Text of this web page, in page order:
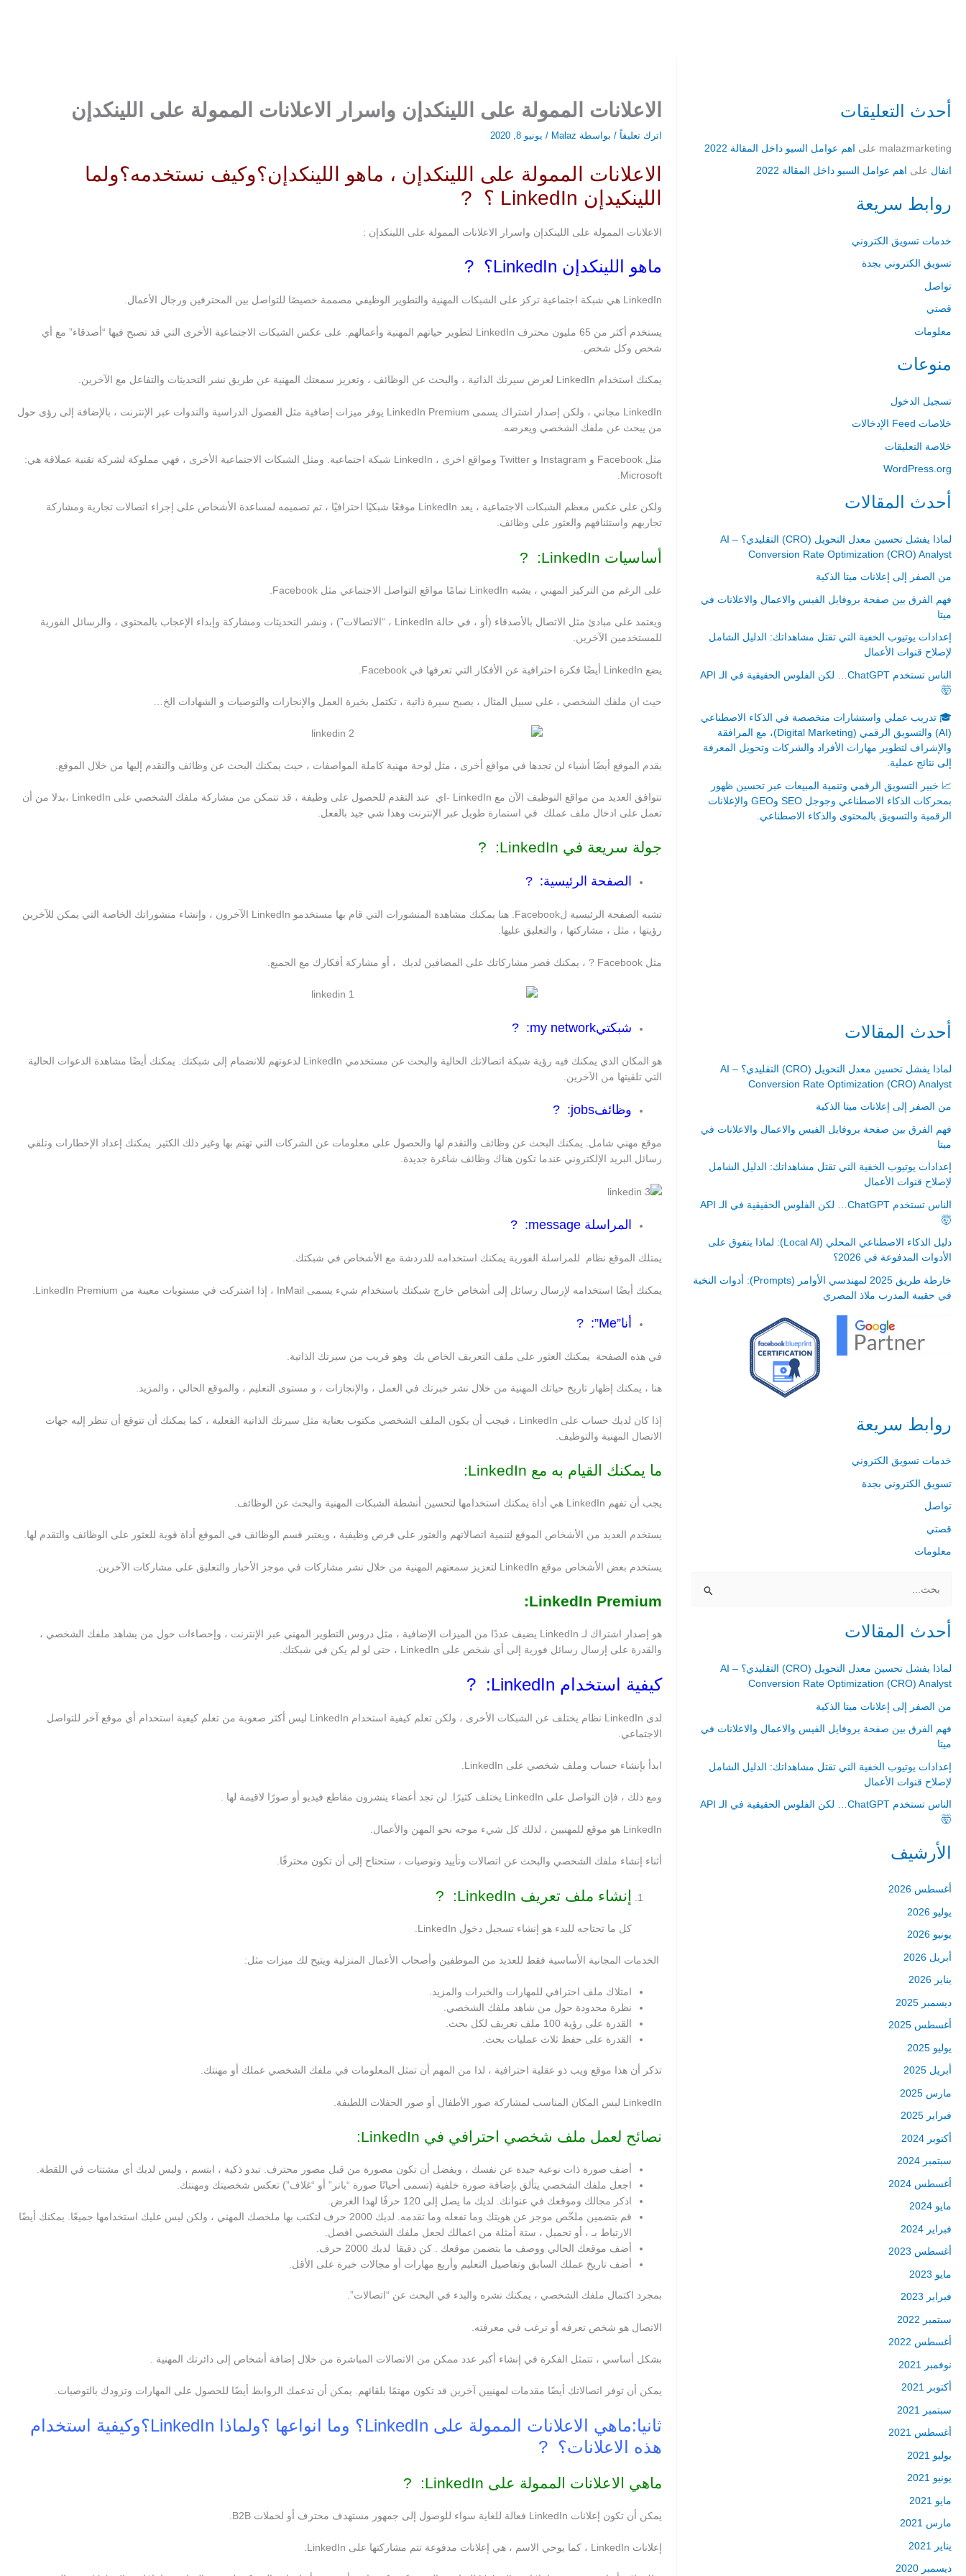
أحدث التعليقات
malazmarketing على اهم عوامل السيو داخل المقالة 2022
انفال على اهم عوامل السيو داخل المقالة 2022
روابط سريعة
خدمات تسويق الكتروني
تسويق الكتروني بجدة
تواصل
قصتي
معلومات
منوعات
تسجيل الدخول
خلاصات Feed الإدخالات
خلاصة التعليقات
WordPress.org
أحدث المقالات
لماذا يفشل تحسين معدل التحويل (CRO) التقليدي؟ – AI
Conversion Rate Optimization (CRO) Analyst
من الصفر إلى إعلانات ميتا الذكية
فهم الفرق بين صفحة بروفايل الفيس والاعمال والاعلانات في
ميتا
إعدادات يوتيوب الخفية التي تقتل مشاهداتك: الدليل الشامل
لإصلاح قنوات الأعمال
الناس تستخدم ChatGPT… لكن الفلوس الحقيقية في الـ API
🤯
🎓 تدريب عملي واستشارات متخصصة في الذكاء الاصطناعي
(AI) والتسويق الرقمي (Digital Marketing)، مع المرافقة
والإشراف لتطوير مهارات الأفراد والشركات وتحويل المعرفة
إلى نتائج عملية.
📈 خبير التسويق الرقمي وتنمية المبيعات عبر تحسين ظهور
بمحركات الذكاء الاصطناعي وجوجل SEO وGEO والإعلانات
الرقمية والتسويق بالمحتوى والذكاء الاصطناعي.
أحدث المقالات
لماذا يفشل تحسين معدل التحويل (CRO) التقليدي؟ – AI
Conversion Rate Optimization (CRO) Analyst
من الصفر إلى إعلانات ميتا الذكية
فهم الفرق بين صفحة بروفايل الفيس والاعمال والاعلانات في
ميتا
إعدادات يوتيوب الخفية التي تقتل مشاهداتك: الدليل الشامل
لإصلاح قنوات الأعمال
الناس تستخدم ChatGPT… لكن الفلوس الحقيقية في الـ API
🤯
دليل الذكاء الاصطناعي المحلي (Local AI): لماذا يتفوق على
الأدوات المدفوعة في 2026؟
خارطة طريق 2025 لمهندسي الأوامر (Prompts): أدوات النخبة
في حقيبة المدرب ملاذ المصري
روابط سريعة
خدمات تسويق الكتروني
تسويق الكتروني بجدة
تواصل
قصتي
معلومات
ث
ن
:
أحدث المقالات
لماذا يفشل تحسين معدل التحويل (CRO) التقليدي؟ – AI
Conversion Rate Optimization (CRO) Analyst
من الصفر إلى إعلانات ميتا الذكية
فهم الفرق بين صفحة بروفايل الفيس والاعمال والاعلانات في
ميتا
إعدادات يوتيوب الخفية التي تقتل مشاهداتك: الدليل الشامل
لإصلاح قنوات الأعمال
الناس تستخدم ChatGPT… لكن الفلوس الحقيقية في الـ API
🤯
الأرشيف
أغسطس 2026
يوليو 2026
يونيو 2026
أبريل 2026
يناير 2026
ديسمبر 2025
أغسطس 2025
يوليو 2025
أبريل 2025
مارس 2025
فبراير 2025
أكتوبر 2024
سبتمبر 2024
أغسطس 2024
مايو 2024
فبراير 2024
أغسطس 2023
مايو 2023
فبراير 2023
سبتمبر 2022
أغسطس 2022
نوفمبر 2021
أكتوبر 2021
سبتمبر 2021
أغسطس 2021
يوليو 2021
يونيو 2021
مايو 2021
مارس 2021
يناير 2021
ديسمبر 2020
الاعلانات الممولة على اللينكدإن واسرار الاعلانات الممولة على اللينكدإن
اترك تعليقاً / بواسطة Malaz
/ يونيو 8, 2020
الاعلانات الممولة على اللينكدإن ، ماهو اللينكدإن؟وكيف نستخدمه؟ولما
اللينكيدإن LinkedIn ؟ ?
الاعلانات الممولة على اللينكدإن واسرار الاعلانات الممولة على اللينكدإن :
ماهو اللينكدإن LinkedIn؟ ?
LinkedIn هي شبكة اجتماعية تركز على الشبكات المهنية والتطوير الوظيفي مصممة خصيصًا للتواصل بين المحترفين ورجال الأعمال.
يستخدم أكثر من 65 مليون محترف LinkedIn لتطوير حياتهم المهنية وأعمالهم. على عكس الشبكات الاجتماعية الأخرى التي قد تصبح فيها “أصدقاء” مع أي
شخص وكل شخص.
يمكنك استخدام LinkedIn لعرض سيرتك الذاتية ، والبحث عن الوظائف ، وتعزيز سمعتك المهنية عن طريق نشر التحديثات والتفاعل مع الآخرين.
LinkedIn مجاني ، ولكن إصدار اشتراك يسمى LinkedIn Premium يوفر ميزات إضافية مثل الفصول الدراسية والندوات عبر الإنترنت ، بالإضافة إلى رؤى حول
من يبحث عن ملفك الشخصي ويعرضه.
مثل Facebook و Instagram و Twitter ومواقع اخرى ، LinkedIn شبكة اجتماعية. ومثل الشبكات الاجتماعية الأخرى ، فهي مملوكة لشركة تقنية عملاقة هي:
Microsoft.
ولكن على عكس معظم الشبكات الاجتماعية ، يعد LinkedIn موقعًا شبكيًا احترافيًا ، تم تصميمه لمساعدة الأشخاص على إجراء اتصالات تجارية ومشاركة
تجاربهم واستئنافهم والعثور على وظائف.
أساسيات LinkedIn: ?
على الرغم من التركيز المهني ، يشبه LinkedIn تمامًا مواقع التواصل الاجتماعي مثل Facebook.
ويعتمد على مبادئ مثل الاتصال بالأصدقاء (أو ، في حالة LinkedIn ، “الاتصالات”) ، ونشر التحديثات ومشاركة وإبداء الإعجاب بالمحتوى ، والرسائل الفورية
للمستخدمين الآخرين.
يضع LinkedIn أيضًا فكرة احترافية عن الأفكار التي تعرفها في Facebook.
حيث ان ملفك الشخصي ، على سبيل المثال ، يصبح سيرة ذاتية ، تكتمل بخبرة العمل والإنجازات والتوصيات و الشهادات الخ…
يقدم الموقع أيضًا أشياء لن تجدها في مواقع أخرى ، مثل لوحة مهنية كاملة المواصفات ، حيث يمكنك البحث عن وظائف والتقدم إليها من خلال الموقع.
تتوافق العديد من مواقع التوظيف الآن مع LinkedIn -اي عند التقدم للحصول على وظيفة ، قد تتمكن من مشاركة ملفك الشخصي على LinkedIn ،بدلا من أن
تعمل على ادخال ملف عملك في استمارة طويل عبر الإنترنت وهذا شي جيد بالفعل.
جولة سريعة في LinkedIn: ?
الصفحة الرئيسية: ?
تشبه الصفحة الرئيسية لFacebook. هنا يمكنك مشاهدة المنشورات التي قام بها مستخدمو LinkedIn الآخرون ، وإنشاء منشوراتك الخاصة التي يمكن للآخرين
رؤيتها ، مثل ، مشاركتها ، والتعليق عليها.
مثل Facebook ? ، يمكنك قصر مشاركاتك على المضافين لديك ، أو مشاركة أفكارك مع الجميع.
شبكتيmy network: ?
هو المكان الذي يمكنك فيه رؤية شبكة اتصالاتك الحالية والبحث عن مستخدمي LinkedIn لدعوتهم للانضمام إلى شبكتك. يمكنك أيضًا مشاهدة الدعوات الحالية
التي تلقيتها من الآخرين.
وظائفjobs: ?
موقع مهني شامل. يمكنك البحث عن وظائف والتقدم لها والحصول على معلومات عن الشركات التي تهتم بها وغير ذلك الكثير. يمكنك إعداد الإخطارات وتلقي
رسائل البريد الإلكتروني عندما تكون هناك وظائف شاغرة جديدة.
المراسلة message: ?
يمتلك الموقع نظام للمراسلة الفورية يمكنك استخدامه للدردشة مع الأشخاص في شبكتك.
يمكنك أيضًا استخدامه لإرسال رسائل إلى أشخاص خارج شبكتك باستخدام شيء يسمى InMail ، إذا اشتركت في مستويات معينة من LinkedIn Premium.
أنا”Me”: ?
في هذه الصفحة يمكنك العثور على ملف التعريف الخاص بك وهو قريب من سيرتك الذاتية.
هنا ، يمكنك إظهار تاريخ حياتك المهنية من خلال نشر خبرتك في العمل ، والإنجازات ، و مستوى التعليم ، والموقع الحالي ، والمزيد.
إذا كان لديك حساب على LinkedIn ، فيجب أن يكون الملف الشخصي مكتوب بعناية مثل سيرتك الذاتية الفعلية ، كما يمكنك أن تتوقع أن تنظر إليه جهات
الاتصال المهنية والتوظيف.
ما يمكنك القيام به مع LinkedIn:
يجب أن تفهم LinkedIn هي أداة يمكنك استخدامها لتحسين أنشطة الشبكات المهنية والبحث عن الوظائف.
يستخدم العديد من الأشخاص الموقع لتنمية اتصالاتهم والعثور على فرص وظيفية ، ويعتبر قسم الوظائف في الموقع أداة قوية للعثور على الوظائف والتقدم لها.
يستخدم بعض الأشخاص موقع LinkedIn لتعزيز سمعتهم المهنية من خلال نشر مشاركات في موجز الأخبار والتعليق على مشاركات الآخرين.
LinkedIn Premium:
هو إصدار اشتراك لـ LinkedIn يضيف عددًا من الميزات الإضافية ، مثل دروس التطوير المهني عبر الإنترنت ، وإحصاءات حول من يشاهد ملفك الشخصي ،
والقدرة على إرسال رسائل فورية إلى أي شخص على LinkedIn ، حتى لو لم يكن في شبكتك.
كيفية استخدام LinkedIn: ?
لدى LinkedIn نظام يختلف عن الشبكات الأخرى ، ولكن تعلم كيفية استخدام LinkedIn ليس أكثر صعوبة من تعلم كيفية استخدام أي موقع آخر للتواصل
الاجتماعي.
ابدأ بإنشاء حساب وملف شخصي على LinkedIn.
ومع ذلك ، فإن التواصل على LinkedIn يختلف كثيرًا. لن تجد أعضاء ينشرون مقاطع فيديو أو صورًا لاقيمة لها .
LinkedIn هو موقع للمهنيين ، لذلك كل شيء موجه نحو المهن والأعمال.
أثناء إنشاء ملفك الشخصي والبحث عن اتصالات وتأييد وتوصيات ، ستحتاج إلى أن تكون محترفًا.
إنشاء ملف تعريف LinkedIn: ?
كل ما تحتاجه للبدء هو إنشاء تسجيل دخول LinkedIn.
الخدمات المجانية الأساسية فقط للعديد من الموظفين وأصحاب الأعمال المنزلية ويتيح لك ميزات مثل:
امتلاك ملف احترافي للمهارات والخبرات والمزيد.
نظرة محدودة حول من شاهد ملفك الشخصي.
القدرة على رؤية 100 ملف تعريف لكل بحث.
القدرة على حفظ ثلاث عمليات بحث.
تذكر أن هذا موقع ويب ذو عقلية احترافية ، لذا من المهم أن تمثل المعلومات في ملفك الشخصي عملك أو مهنتك.
LinkedIn ليس المكان المناسب لمشاركة صور الأطفال أو صور الحفلات اللطيفة.
نصائح لعمل ملف شخصي احترافي في LinkedIn:
أضف صورة ذات نوعية جيدة عن نفسك ، ويفضل أن تكون مصورة من قبل مصور محترف. تبدو ذكية ، ابتسم ، وليس لديك أي مشتتات في اللقطة.
اجعل ملفك الشخصي يتألق بإضافة صورة خلفية (تسمى أحيانًا صورة “بانر” أو “غلاف”) تعكس شخصيتك ومهنتك.
اذكر مجالك وموقعك في عنوانك. لديك ما يصل إلى 120 حرفًا لهذا الغرض.
قم بتضمين ملخّص موجز عن هويتك وما تفعله وما تقدمه. لديك 2000 حرف لتكتب بها ملخصك المهني ، ولكن ليس عليك استخدامها جميعًا. يمكنك أيضًا
الارتباط بـ ، أو تحميل ، ستة أمثلة من اعمالك لجعل ملفك الشخصي افضل.
أضف موقعك الحالي ووصف ما يتضمن موقعك . كن دقيقا لديك 2000 حرف.
أضف تاريخ عملك السابق وتفاصيل التعليم وأربع مهارات أو مجالات خبرة على الأقل.
بمجرد اكتمال ملفك الشخصي ، يمكنك نشره والبدء في البحث عن “اتصالات”.
الاتصال هو شخص تعرفه أو ترغب في معرفته.
بشكل أساسي ، تتمثل الفكرة في إنشاء أكبر عدد ممكن من الاتصالات المباشرة من خلال إضافة أشخاص إلى دائرتك المهنية .
يمكن أن توفر اتصالاتك أيضًا مقدمات لمهنيين آخرين قد تكون مهتمًا بلقائهم. يمكن أن تدعمك الروابط أيضًا للحصول على المهارات وتزودك بالتوصيات.
ثانيا:ماهي الاعلانات الممولة على LinkedIn؟ وما انواعها ؟ولماذا LinkedIn؟وكيفية استخدام
هذه الاعلانات؟ ?
ماهي الاعلانات الممولة على LinkedIn: ?
يمكن أن تكون إعلانات LinkedIn فعالة للغاية سواء للوصول إلى جمهور مستهدف محترف أو لحملات B2B.
إعلانات LinkedIn ، كما يوحي الاسم ، هي إعلانات مدفوعة تتم مشاركتها على LinkedIn.